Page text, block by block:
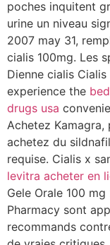
poches inquitent
urine un niveau
2007 may 31,
cialis 100mg. Les
Dienne cialis
experience the
drugs usa
Achetez Kamagra,
achetez du
requise. Cialis x
levitra acheter en
Gele Orale 100
Pharmacy sont
recommands